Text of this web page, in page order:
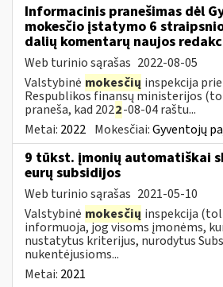
Informacinis pranešimas dėl
mokesčio įstatymo 6
dalių komentarų naujos
Web turinio sąrašas 2022-08-05
Valstybinė mokesčių inspekcija
Respublikos finansų ministerijos
praneša, kad 2022-08-04 raštu...
Metai: 2022 Mokesčiai:Gyventojų
9 tūkst. įmonių automatiškai
eurų subsidijos
Web turinio sąrašas 2021-05-10
Valstybinė mokesčių inspekcija
informuoja, jog visoms įmonėms,
nustatytus kriterijus, nurodytus
nukentėjusioms...
Metai: 2021